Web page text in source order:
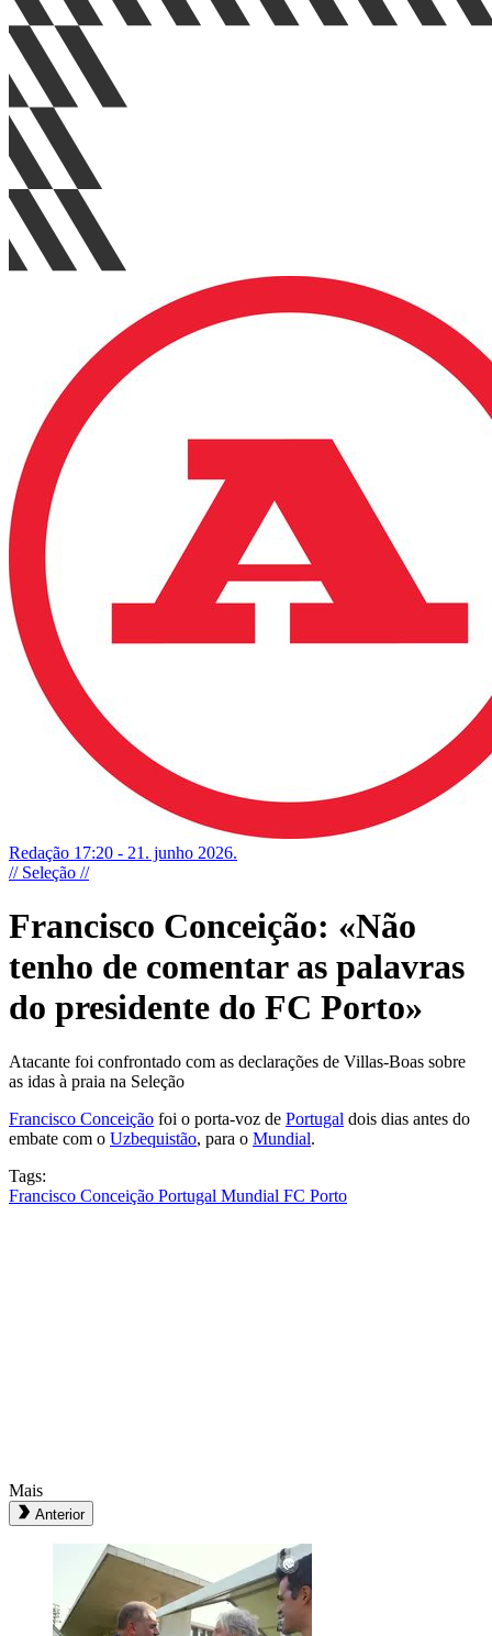
Redação 17:20 - 21. junho 2026.
// Seleção //
Francisco Conceição: «Não
tenho de comentar as palavras
do presidente do FC Porto»
Atacante foi confrontado com as declarações de Villas-Boas sobre
as idas à praia na Seleção
Francisco Conceição foi o porta-voz de Portugal dois dias antes do
embate com o Uzbequistão, para o Mundial.
Tags:
Francisco Conceição Portugal Mundial FC Porto
Mais
Anterior